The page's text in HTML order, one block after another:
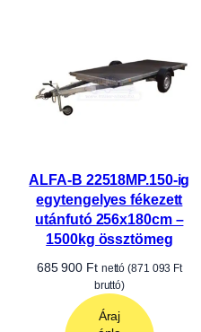
ALFA-B 22518MP.150-ig
egytengelyes fékezett
utánfutó 256x180cm –
1500kg össztömeg
685 900 Ft nettó (871 093 Ft
bruttó)
Áraj